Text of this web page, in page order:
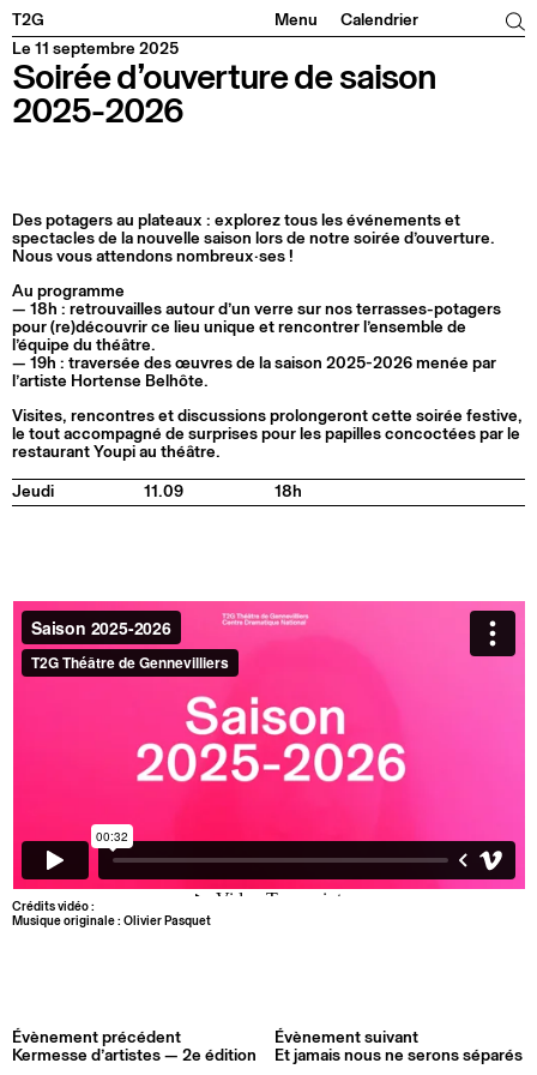
T2G Menu Calendrier
Facebook
Linkedin
Le 11 septembre 2025
Soirée d’ouverture de saison
2025-2026
Des potagers au plateaux : explorez tous les événements et
spectacles de la nouvelle saison lors de notre soirée d’ouverture.
Nous vous attendons nombreux·ses !
Au programme
— 18h : retrouvailles autour d’un verre sur nos terrasses-potagers
pour (re)découvrir ce lieu unique et rencontrer l’ensemble de
l’équipe du théâtre.
— 19h : traversée des œuvres de la saison 2025-2026 menée par
l’artiste Hortense Belhôte.
Visites, rencontres et discussions prolongeront cette soirée festive,
le tout accompagné de surprises pour les papilles concoctées par le
restaurant Youpi au théâtre.
Jeudi 11.09 18h
Crédits vidéo :
Musique originale : Olivier Pasquet
Évènement précédent
Kermesse d’artistes — 2e édition
Évènement suivant
Et jamais nous ne serons séparés